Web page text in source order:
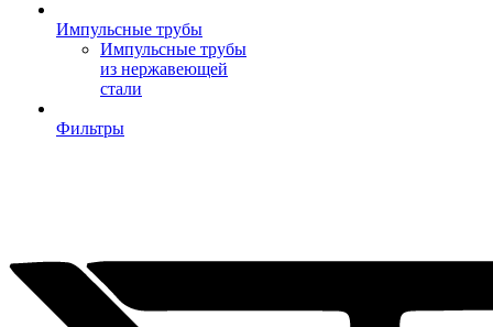
Импульсные трубы
Импульсные трубы
из нержавеющей
стали
Фильтры